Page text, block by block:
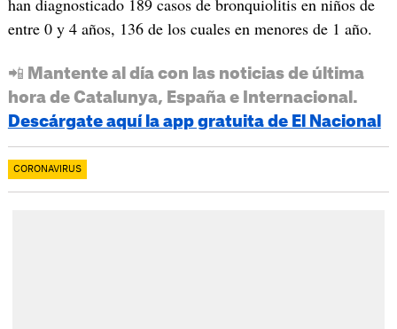
han diagnosticado 189 casos de bronquiolitis en niños de
entre 0 y 4 años, 136 de los cuales en menores de 1 año.
📲 Mantente al día con las noticias de última
hora de Catalunya, España e Internacional.
Descárgate aquí la app gratuita de El Nacional
CORONAVIRUS